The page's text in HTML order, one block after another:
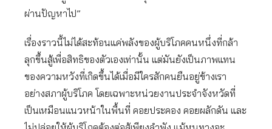
ผ่านปัญหาไป”
เรื่องราวนี้ไม่ได้สะท้อนแค่พลังของผู้บริโภคคนหนึ่งที่กล้า
ลุกขึ้นสู้เพื่อสิทธิของตัวเองเท่านั้น แต่มันยังเป็นภาพแทน
ของความหวังที่เกิดขึ้นได้เมื่อมีใครสักคนยืนอยู่ข้างเรา
อย่างสภาผู้บริโภค โดยเฉพาะหน่วยงานประจำจังหวัดที่
เป็นเหมือนแนวหน้าในพื้นที่ คอยประคอง คอยผลักดัน และ